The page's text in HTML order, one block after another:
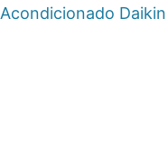
Acondicionado Daikin